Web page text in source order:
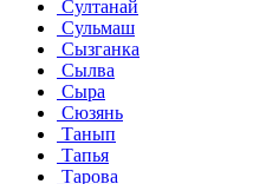
Султанай
Сульмаш
Сызганка
Сылва
Сыра
Сюзянь
Танып
Тапья
Тарова